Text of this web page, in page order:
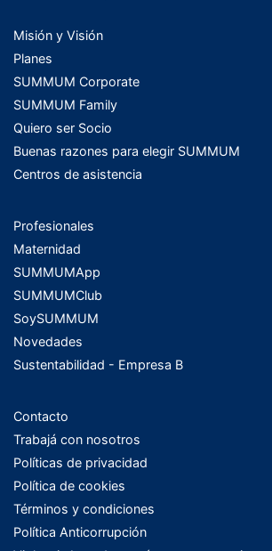
Misión y Visión
Planes
SUMMUM Corporate
SUMMUM Family
Quiero ser Socio
Buenas razones para elegir SUMMUM
Centros de asistencia
Profesionales
Maternidad
SUMMUMApp
SUMMUMClub
SoySUMMUM
Novedades
Sustentabilidad - Empresa B
Contacto
Trabajá con nosotros
Políticas de privacidad
Política de cookies
Términos y condiciones
Política Anticorrupción